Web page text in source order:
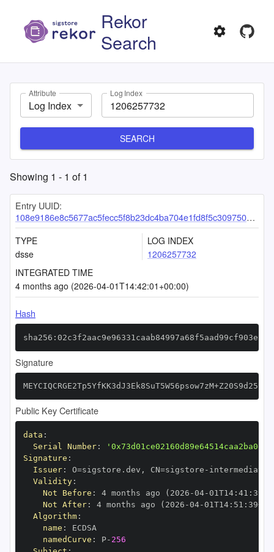
Rekor
Search
Attribute
Log Index
Log Index
SEARCH
Showing 1 - 1 of1
Entry UUID:
108e9186e8c5677ac5fecc5f8b23dc4ba704e1fd8f5c30975052ffbcc5dc494ac47b67022738809f
TYPE
dsse
LOG INDEX
1206257732
INTEGRATED TIME
4 months ago (2026-04-01T14:42:01+00:00)
Hash
Signature
Public Key Certificate
data :
Serial Number:
Signature :
Issuer: O=sigstore.dev , CN=sigstore -
Validity:
Not Before : 4 months ago (2026 -04-01T14: 41 :
Not After: 4 months ago (2026 -04-01T14: 51 : 39+00
Algorithm:
name :
namedCurve : P- 256